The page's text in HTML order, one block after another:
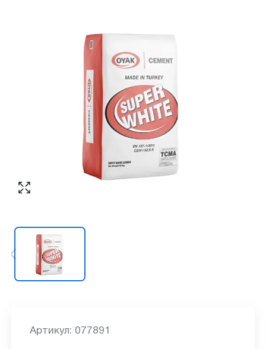
Артикул: 077891
конфиденциальности
ПЕРЕЗВОНИТЕ МНЕ
Согласен с обработкой персональных
данных в соответствии сполитикой
конфиденциальности
КУПИТЬ